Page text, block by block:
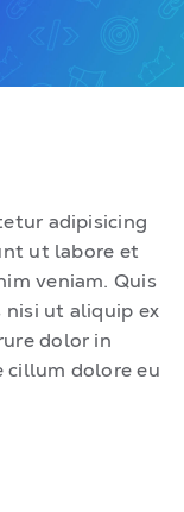
adipisicing
ut labore et
veniam. Quis
ut aliquip ex
dolor in
cillum dolore eu